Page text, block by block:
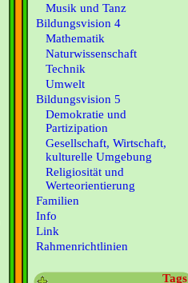
Musik und Tanz
Bildungsvision 4
Mathematik
Naturwissenschaft
Technik
Umwelt
Bildungsvision 5
Demokratie und
Partizipation
Gesellschaft, Wirtschaft,
kulturelle Umgebung
Religiosität und
Werteorientierung
Familien
Info
Link
Rahmenrichtlinien
Tags